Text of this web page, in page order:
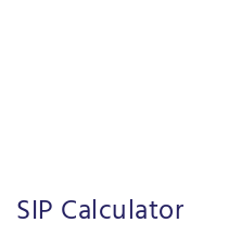
SIP Calculator